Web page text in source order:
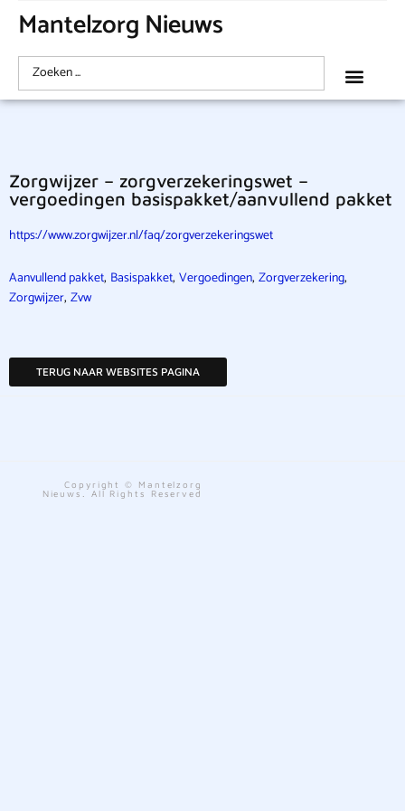
Mantelzorg Nieuws
Zorgwijzer – zorgverzekeringswet –
vergoedingen basispakket/aanvullend pakket
https://www.zorgwijzer.nl/faq/zorgverzekeringswet
Aanvullend pakket, Basispakket, Vergoedingen, Zorgverzekering,
Zorgwijzer, Zvw
TERUG NAAR WEBSITES PAGINA
Copyright © Mantelzorg
Nieuws. All Rights Reserved